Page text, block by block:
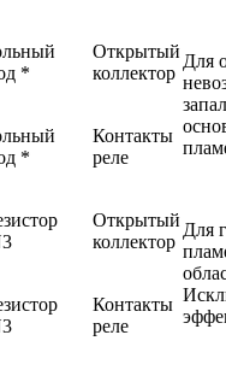
*
Открытый
коллектор
Для
*
Контакты
реле
Открытый
коллектор
Для
Контакты
реле